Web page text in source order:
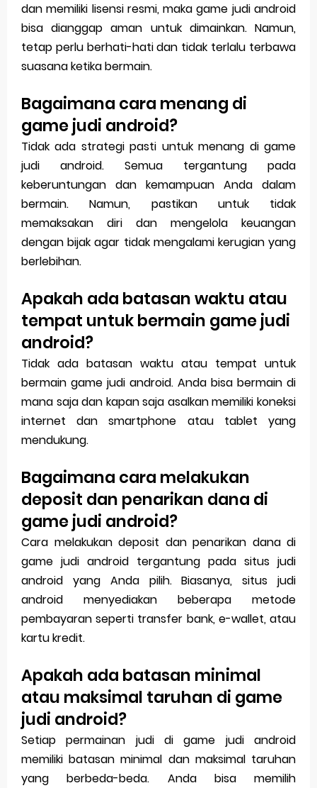
dan memiliki lisensi resmi, maka game judi android
bisa dianggap aman untuk dimainkan. Namun,
tetap perlu berhati-hati dan tidak terlalu terbawa
suasana ketika bermain.
Bagaimana cara menang di
game judi android?
Tidak ada strategi pasti untuk menang di game
judi android. Semua tergantung pada
keberuntungan dan kemampuan Anda dalam
bermain. Namun, pastikan untuk tidak
memaksakan diri dan mengelola keuangan
dengan bijak agar tidak mengalami kerugian yang
berlebihan.
Apakah ada batasan waktu atau
tempat untuk bermain game judi
android?
Tidak ada batasan waktu atau tempat untuk
bermain game judi android. Anda bisa bermain di
mana saja dan kapan saja asalkan memiliki koneksi
internet dan smartphone atau tablet yang
mendukung.
Bagaimana cara melakukan
deposit dan penarikan dana di
game judi android?
Cara melakukan deposit dan penarikan dana di
game judi android tergantung pada situs judi
android yang Anda pilih. Biasanya, situs judi
android menyediakan beberapa metode
pembayaran seperti transfer bank, e-wallet, atau
kartu kredit.
Apakah ada batasan minimal
atau maksimal taruhan di game
judi android?
Setiap permainan judi di game judi android
memiliki batasan minimal dan maksimal taruhan
yang berbeda-beda. Anda bisa memilih